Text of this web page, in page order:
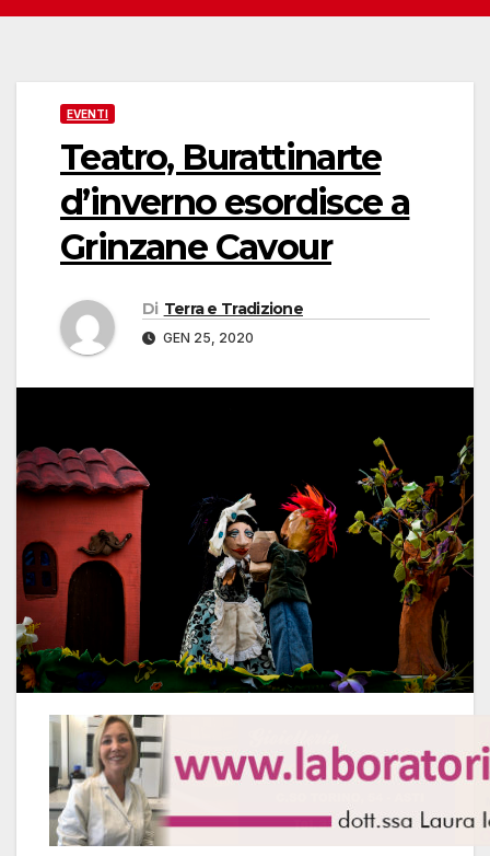
EVENTI
Teatro, Burattinarte
d’inverno esordisce a
Grinzane Cavour
Di Terra e Tradizione
GEN 25, 2020